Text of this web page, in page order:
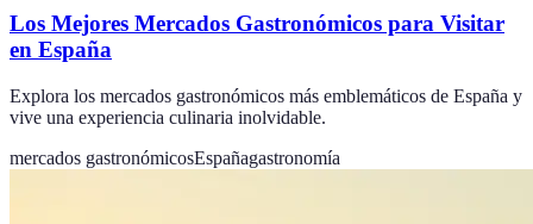
Los Mejores Mercados Gastronómicos para Visitar
en España
Explora los mercados gastronómicos más emblemáticos de España y
vive una experiencia culinaria inolvidable.
mercados gastronómicosEspañagastronomía